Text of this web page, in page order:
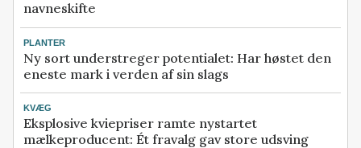
navneskifte
PLANTER
Ny sort understreger potentialet: Har høstet den
eneste mark i verden af sin slags
KVÆG
Eksplosive kviepriser ramte nystartet
mælkeproducent: Ét fravalg gav store udsving